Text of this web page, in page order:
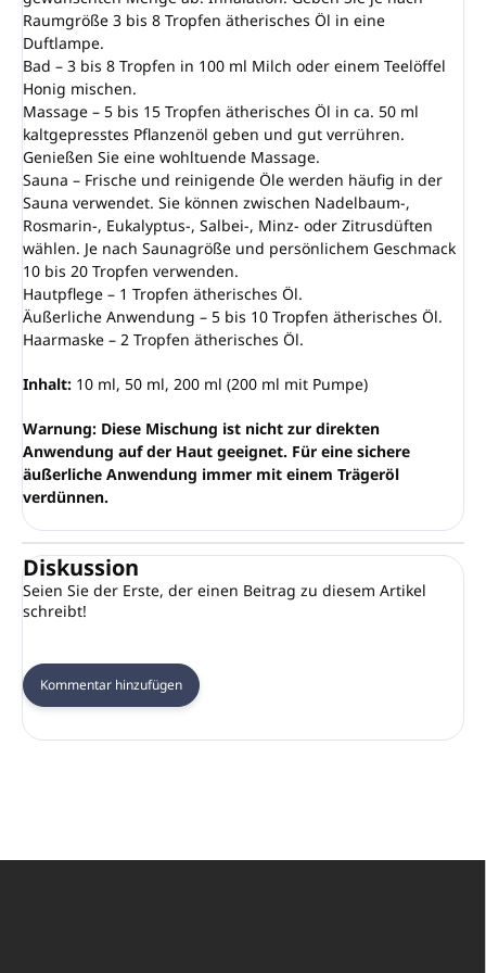
Raumgröße 3 bis 8 Tropfen ätherisches Öl in eine
Duftlampe.
Bad – 3 bis 8 Tropfen in 100 ml Milch oder einem Teelöffel
Honig mischen.
Massage – 5 bis 15 Tropfen ätherisches Öl in ca. 50 ml
kaltgepresstes Pflanzenöl geben und gut verrühren.
Genießen Sie eine wohltuende Massage.
Sauna – Frische und reinigende Öle werden häufig in der
Sauna verwendet. Sie können zwischen Nadelbaum-,
Rosmarin-, Eukalyptus-, Salbei-, Minz- oder Zitrusdüften
wählen. Je nach Saunagröße und persönlichem Geschmack
10 bis 20 Tropfen verwenden.
Hautpflege – 1 Tropfen ätherisches Öl.
Äußerliche Anwendung – 5 bis 10 Tropfen ätherisches Öl.
Haarmaske – 2 Tropfen ätherisches Öl.
Inhalt: 10 ml, 50 ml, 200 ml (200 ml mit Pumpe)
Warnung: Diese Mischung ist nicht zur direkten
Anwendung auf der Haut geeignet. Für eine sichere
äußerliche Anwendung immer mit einem Trägeröl
verdünnen.
Diskussion
Seien Sie der Erste, der einen Beitrag zu diesem Artikel
schreibt!
Kommentar hinzufügen